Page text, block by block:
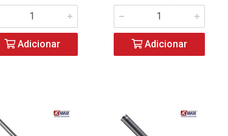
Adicionar Adicionar